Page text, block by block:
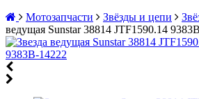
Мотозапчасти
Звёзды и цепи
ведущая Sunstar 38814 JTF1590.14